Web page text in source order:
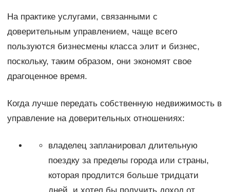
На практике услугами, связанными с
доверительным управлением, чаще всего
пользуются бизнесмены класса элит и бизнес,
поскольку, таким образом, они экономят свое
драгоценное время.
Когда лучше передать собственную недвижимость в
управление на доверительных отношениях:
владелец запланировал длительную
поездку за пределы города или страны,
которая продлится больше тридцати